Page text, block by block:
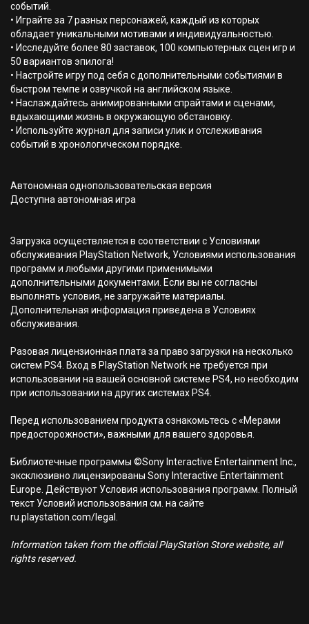
событий.
• Играйте за 7 разных персонажей, каждый из которых
обладает уникальными мотивами и индивидуальностью.
• Исследуйте более 80 заставок, 100 компьютерных сцен игр и
50 вариантов эпилога!
• Настройте игру под себя с дополнительными событиями в
быстром темпе и озвучкой на английском языке.
• Наслаждайтесь анимированными спрайтами и сценами,
вдыхающими жизнь в окружающую обстановку.
• Используйте журнал для записи улик и отслеживания
событий в хронологическом порядке.
Автономная однопользовательская версия
Доступна автономная игра
Загрузка осуществляется в соответствии с Условиями
обслуживания PlayStation Network, Условиями использования
программ и любыми другими применимыми
дополнительными документами. Если вы не согласны
выполнять условия, не загружайте материалы.
Дополнительная информация приведена в Условиях
обслуживания.
Разовая лицензионная плата за право загрузки на несколько
систем PS4. Вход в PlayStation Network не требуется при
использовании на вашей основной системе PS4, но необходим
при использовании на других системах PS4.
Перед использованием продукта ознакомьтесь с «Мерами
предосторожности», важными для вашего здоровья.
Библиотечные программы ©Sony Interactive Entertainment Inc.,
эксклюзивно лицензированы Sony Interactive Entertainment
Europe. Действуют Условия использования программ. Полный
текст Условий использования см. на сайте
ru.playstation.com/legal.
Information taken from the official PlayStation Store website, all
rights reserved.